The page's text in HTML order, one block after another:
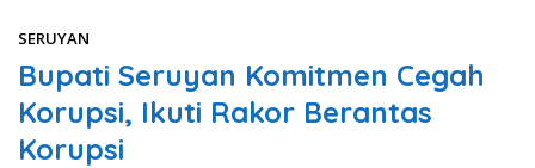
SERUYAN
Bupati Seruyan Komitmen Cegah
Korupsi, Ikuti Rakor Berantas
Korupsi